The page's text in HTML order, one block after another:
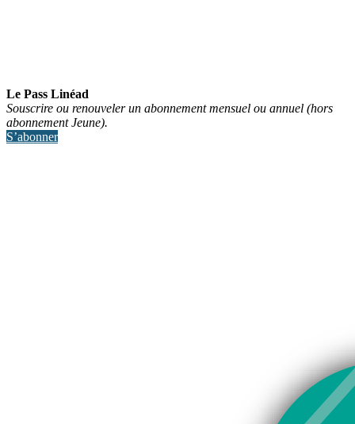
Le Pass Linéad
Souscrire ou renouveler un abonnement mensuel ou annuel (hors
abonnement Jeune).
S’abonner